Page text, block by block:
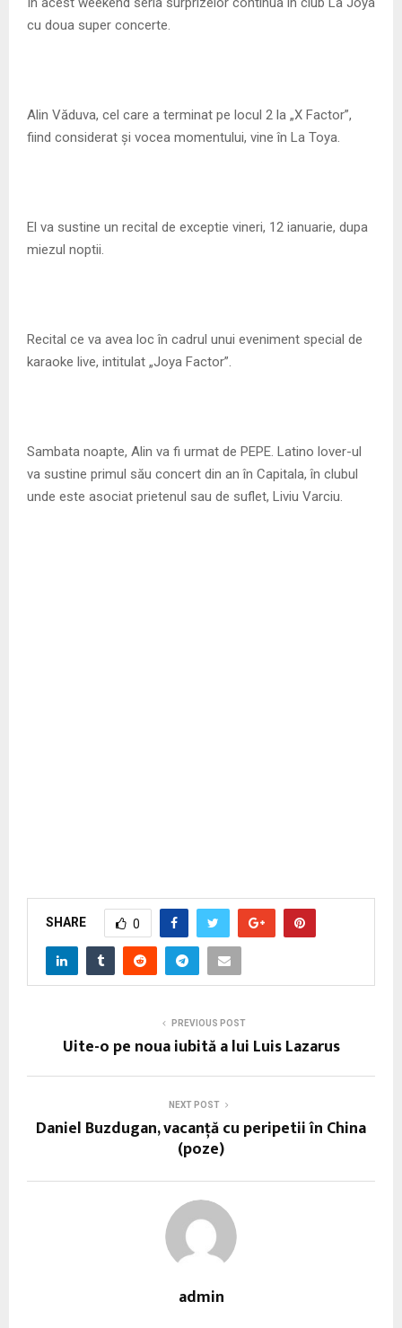
U
cu doua super concerte.
Alin Văduva, cel care a terminat pe locul 2 la „X Factor”,
fiind considerat și vocea momentului, vine în La Toya.
El va sustine un recital de exceptie vineri, 12 ianuarie, dupa
miezul noptii.
Recital ce va avea loc în cadrul unui eveniment special de
karaoke live, intitulat „Joya Factor”.
Sambata noapte, Alin va fi urmat de PEPE. Latino lover-ul
va sustine primul său concert din an în Capitala, în clubul
unde este asociat prietenul sau de suflet, Liviu Varciu.
SHARE 0
PREVIOUS POST
Uite-o pe noua iubită a lui Luis Lazarus
NEXT POST
Daniel Buzdugan, vacanţă cu peripetii în China
(poze)
admin